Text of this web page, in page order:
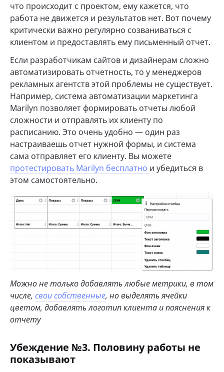
что происходит с проектом, ему кажется, что
работа не движется и результатов нет. Вот почему
критически важно регулярно созваниваться с
клиентом и предоставлять ему письменный отчет.
Если разработчикам сайтов и дизайнерам сложно
автоматизировать отчетность, то у менеджеров
рекламных агентств этой проблемы не существует.
Например, система автоматизации маркетинга
Marilyn позволяет формировать отчеты любой
сложности и отправлять их клиенту по
расписанию. Это очень удобно — один раз
настраиваешь отчет нужной формы, и система
сама отправляет его клиенту. Вы можете
протестировать Marilyn бесплатно и убедиться в
этом самостоятельно.
Можно не только добавлять любые метрики, в том
числе, свои собственные, но выделять ячейки
цветом, добавлять логотип клиента и пояснения к
отчету
Убеждение №3. Половину работы не
показывают